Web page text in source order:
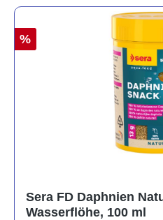
%
Sera FD Daphnien
Wasserflöhe, 100 ml